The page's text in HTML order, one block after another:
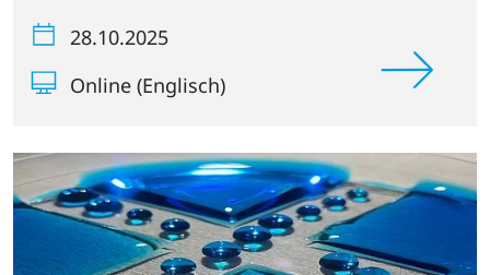
28.10.2025
Online (Englisch)